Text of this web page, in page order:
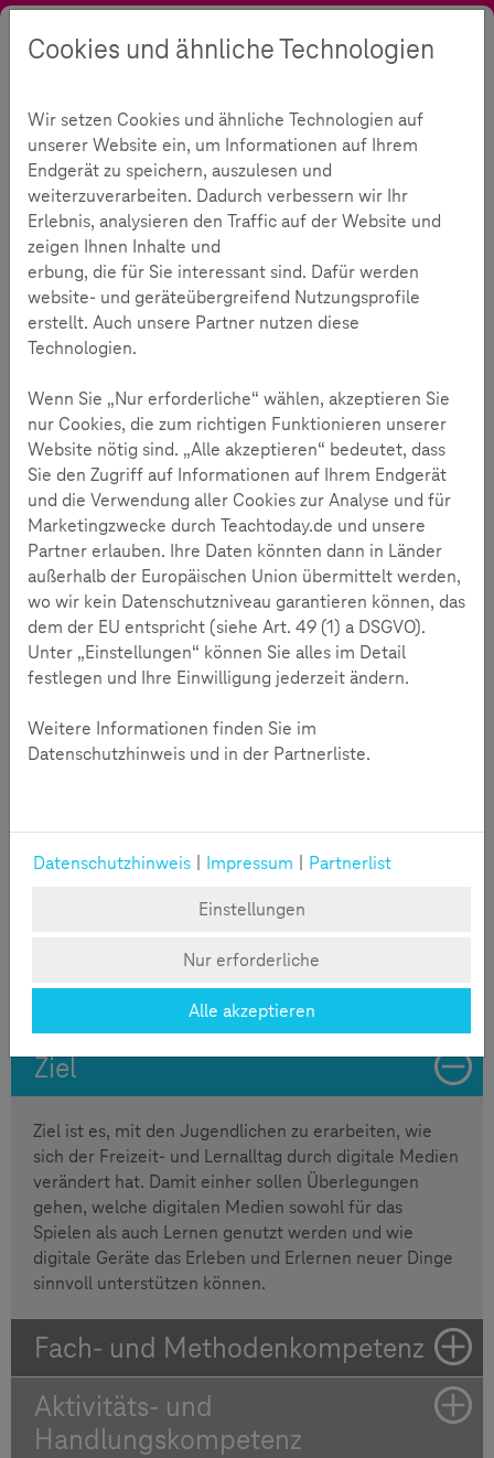
Suche Kontrast Sprache
Projektidee: Digital die Welt entdecken
Digitale Lernwelten
Lesezeit:4Minuten
Schöpferische Fähigkeit | Lernbereitschaft | ab 12 Jahren | 180
Minuten
Mithilfe von VR-Brillen die ägyptische Geschichte in
virtueller Umgebung entdecken? Sprachen lernen -
egal wo man sich gerade befindet? Das Lernen mit
digitalen Medien kann Wissen anders erfahrbar
machen.
In der Projektidee diskutieren Jugendliche, ob und wie
digitale Geräte als Werkzeuge sinnvoll für den Lernprozess
eingesetzt werden können. Mithilfe einer exemplarischen
Anwendung erarbeiten die Jugendlichen, welche Vor- und
Nachteile digitale Geräte für das Lernen besitzen.
Gleichzeitig reflektieren sie, wie man spielerisch lernen,
aber auch lernend spielen kann.
Ziel
Ziel ist es, mit den Jugendlichen zu erarbeiten, wie
sich der Freizeit- und Lernalltag durch digitale Medien
verändert hat. Damit einher sollen Überlegungen
gehen, welche digitalen Medien sowohl für das
Spielen als auch Lernen genutzt werden und wie
digitale Geräte das Erleben und Erlernen neuer Dinge
sinnvoll unterstützen können.
Fach- und Methodenkompetenz
Aktivitäts- und
Handlungskompetenz
Cookies und ähnliche Technologien
Wir setzen Cookies und ähnliche Technologien auf
unserer Website ein, um Informationen auf Ihrem
Endgerät zu speichern, auszulesen und
weiterzuverarbeiten. Dadurch verbessern wir Ihr
Erlebnis, analysieren den Traffic auf der Website und
zeigen Ihnen Inhalte und
erbung, die für Sie interessant sind. Dafür werden
website- und geräteübergreifend Nutzungsprofile
erstellt. Auch unsere Partner nutzen diese
Technologien.
Wenn Sie „Nur erforderliche“ wählen, akzeptieren Sie
nur Cookies, die zum richtigen Funktionieren unserer
Website nötig sind. „Alle akzeptieren“ bedeutet, dass
Sie den Zugriff auf Informationen auf Ihrem Endgerät
und die Verwendung aller Cookies zur Analyse und für
Marketingzwecke durch Teachtoday.de und unsere
Partner erlauben. Ihre Daten könnten dann in Länder
außerhalb der Europäischen Union übermittelt werden,
wo wir kein Datenschutzniveau garantieren können, das
dem der EU entspricht (siehe Art. 49 (1) a DSGVO).
Unter „Einstellungen“ können Sie alles im Detail
festlegen und Ihre Einwilligung jederzeit ändern.
Weitere Informationen finden Sie im
Datenschutzhinweis und in der Partnerliste.
Datenschutzhinweis Impressum
Partnerlist
Einstellungen
Nur erforderliche
Alle akzeptieren